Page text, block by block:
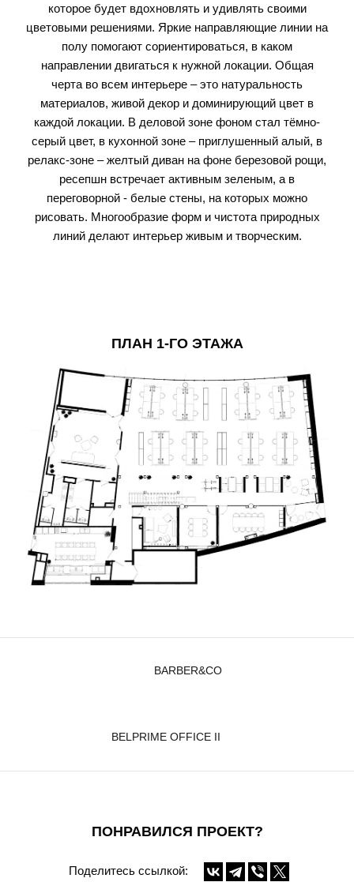
которое будет вдохновлять и удивлять своими
цветовыми решениями. Яркие направляющие линии на
полу помогают сориентироваться, в каком
направлении двигаться к нужной локации. Общая
черта во всем интерьере – это натуральность
материалов, живой декор и доминирующий цвет в
каждой локации. В деловой зоне фоном стал тёмно-
серый цвет, в кухонной зоне – приглушенный алый, в
релакс-зоне – желтый диван на фоне березовой рощи,
ресепшн встречает активным зеленым, а в
переговорной - белые стены, на которых можно
рисовать. Многообразие форм и чистота природных
линий делают интерьер живым и творческим.
ПЛАН 1-ГО ЭТАЖА
BARBER&CO
BELPRIME OFFICE II
ПОНРАВИЛСЯ ПРОЕКТ?
Поделитесь ссылкой: